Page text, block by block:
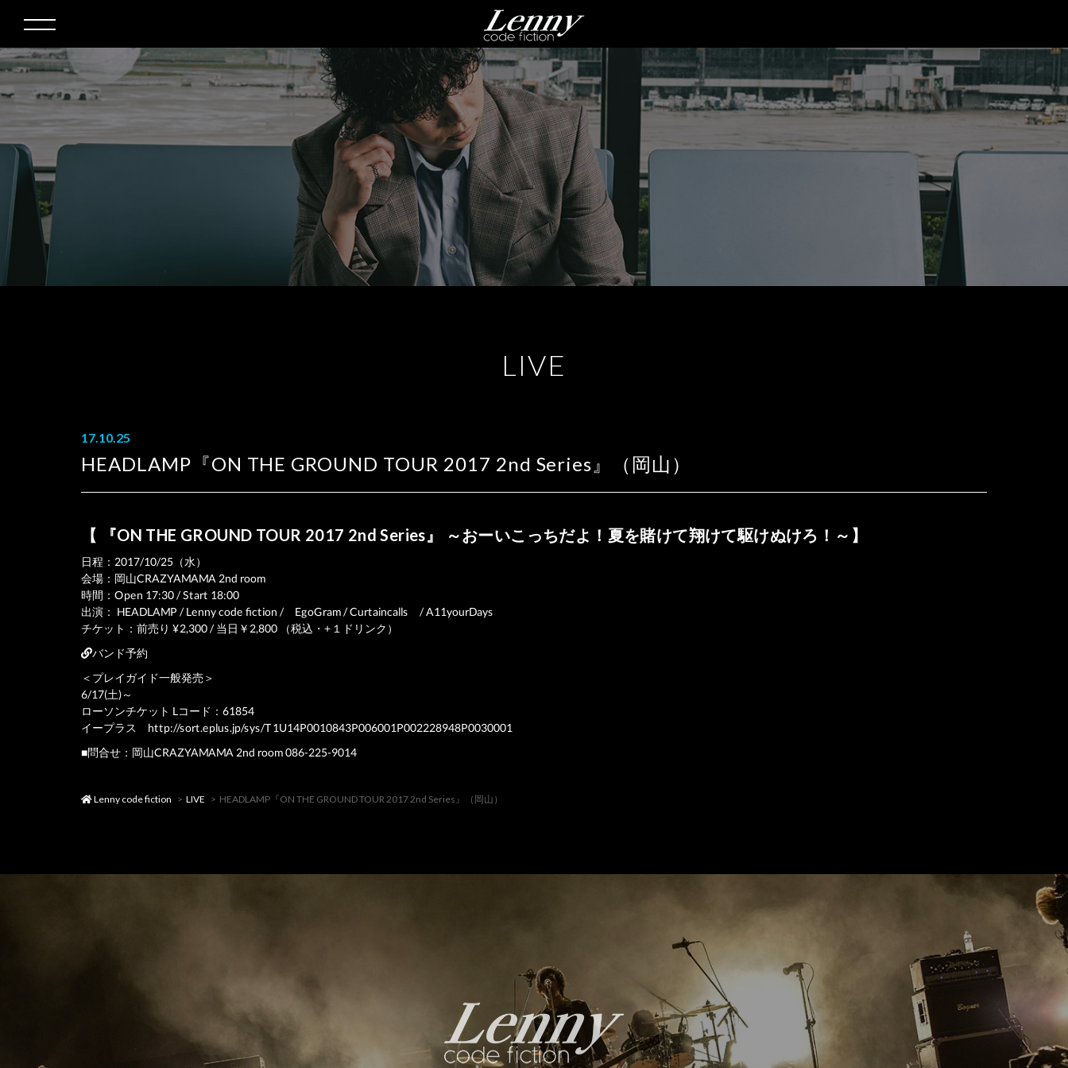
LIVE
17.10.25
HEADLAMP『ON THE GROUND TOUR 2017 2nd Series』（岡山）
【 『ON THE GROUND TOUR 2017 2nd Series』 ～おーいこっちだよ！夏を賭けて翔けて駆けぬけろ！～】
日程：2017/10/25（水）
会場：岡山CRAZYAMAMA 2nd room
時間：Open 17:30 / Start 18:00
出演： HEADLAMP / Lenny code fiction / EgoGram / Curtaincalls / A11yourDays
チケット：前売り ¥2,300 / 当日￥2,800 （税込・+１ドリンク）
バンド予約
＜プレイガイド一般発売＞
6/17(土)～
ローソンチケット Lコード：61854
イープラス http://sort.eplus.jp/sys/T1U14P0010843P006001P002228948P0030001
■問合せ：岡山CRAZYAMAMA 2nd room 086-225-9014
Lenny code fiction LIVE HEADLAMP『ON THE GROUND TOUR 2017 2nd Series』（岡山）